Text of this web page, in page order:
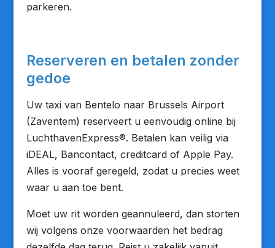
parkeren.
Reserveren en betalen zonder
gedoe
Uw taxi van Bentelo naar Brussels Airport
(Zaventem) reserveert u eenvoudig online bij
LuchthavenExpress®. Betalen kan veilig via
iDEAL, Bancontact, creditcard of Apple Pay.
Alles is vooraf geregeld, zodat u precies weet
waar u aan toe bent.
Moet uw rit worden geannuleerd, dan storten
wij volgens onze voorwaarden het bedrag